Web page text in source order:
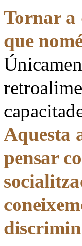
Tornar a
que
Aquesta
pensar